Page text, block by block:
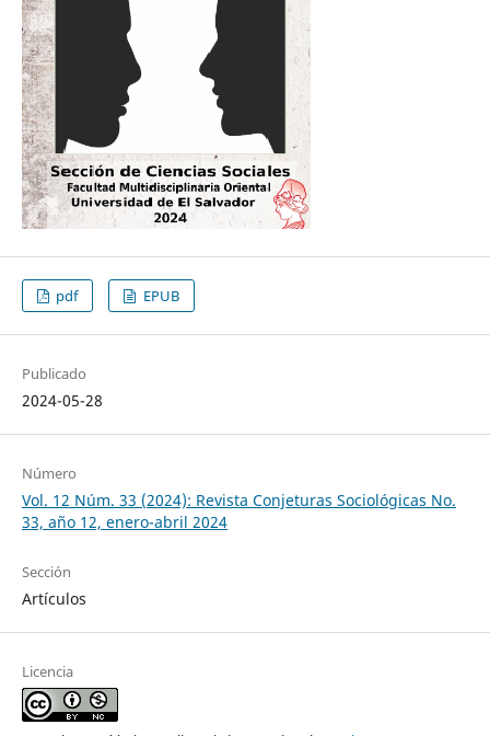
pdf EPUB
Publicado
2024-05-28
Número
Vol. 12 Núm. 33 (2024): Revista Conjeturas Sociológicas No.
33, año 12, enero-abril 2024
Sección
Artículos
Licencia